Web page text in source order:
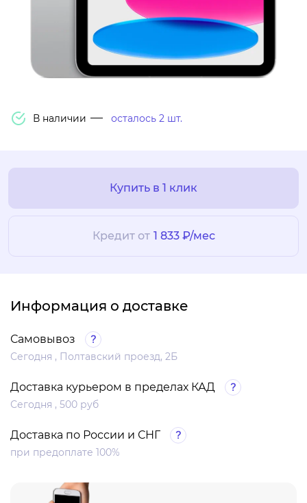
Купить в 1 клик
Кредит от 1 833 ₽/мес
В наличии осталось 2 шт.
Информация о доставке
Самовывоз
Сегодня , Полтавский проезд, 2Б
Доставка курьером в пределах КАД
Сегодня , 500 руб
Доставка по России и СНГ
при предоплате 100%